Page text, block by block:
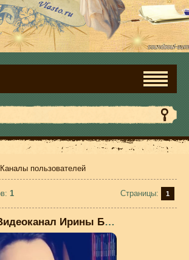
Каналы пользователей
: 1 Страницы: 1
Видеоканал Ирины Бел...